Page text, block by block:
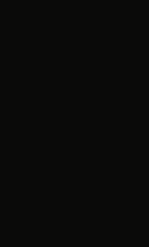
에서 열림